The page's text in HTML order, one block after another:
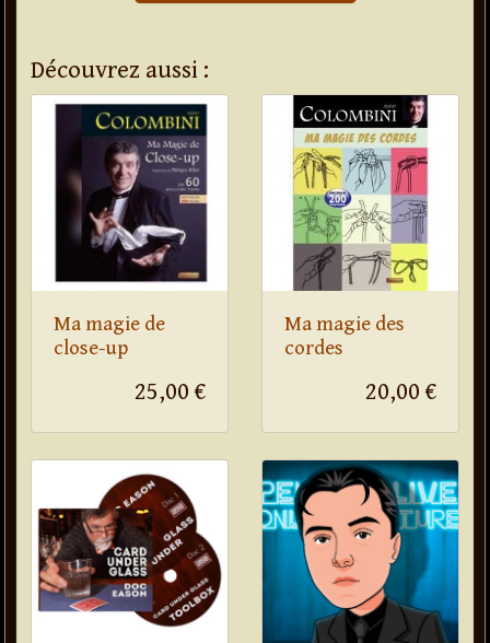
Découvrez aussi :
Ma magie de
close-up
25,00 €
Ma magie des
cordes
20,00 €